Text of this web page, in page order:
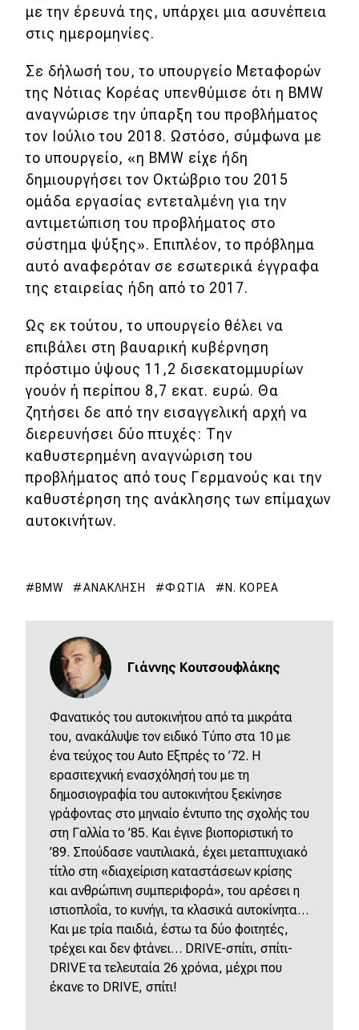
Test Drive
Δοκιμή
Αποστολή
Συγκρίνουμε
Αγώνες
Formula 1
WRC
Motorsport
Eco
Νέα
Τεχνολογία
Mobility
Σταθμοί φόρτισης
DRIVE Away
MOTO
Μεταχειρισμένο
Οδηγός αγοράς
Συμβουλές
Χρηστικά
Συμβουλές
ΚΤΕΟ
Οδική βοήθεια
με την έρευνά της, υπάρχει μια ασυνέπεια
στις ημερομηνίες.
Σε δήλωσή του, το υπουργείο Μεταφορών
της Νότιας Κορέας υπενθύμισε ότι η BMW
αναγνώρισε την ύπαρξη του προβλήματος
τον Ιούλιο του 2018. Ωστόσο, σύμφωνα με
το υπουργείο, «η BMW είχε ήδη
δημιουργήσει τον Οκτώβριο του 2015
ομάδα εργασίας εντεταλμένη για την
αντιμετώπιση του προβλήματος στο
σύστημα ψύξης». Επιπλέον, το πρόβλημα
αυτό αναφερόταν σε εσωτερικά έγγραφα
της εταιρείας ήδη από το 2017.
Ως εκ τούτου, το υπουργείο θέλει να
επιβάλει στη βαυαρική κυβέρνηση
πρόστιμο ύψους 11,2 δισεκατομμυρίων
γουόν ή περίπου 8,7 εκατ. ευρώ. Θα
ζητήσει δε από την εισαγγελική αρχή να
διερευνήσει δύο πτυχές: Την
καθυστερημένη αναγνώριση του
προβλήματος από τους Γερμανούς και την
καθυστέρηση της ανάκλησης των επίμαχων
αυτοκινήτων.
BMW ΑΝΆΚΛΗΣΗ ΦΩΤΙΆ Ν. ΚΟΡΈΑ
Γιάννης Κουτσουφλάκης
Φανατικός του αυτοκινήτου από τα μικράτα
του, ανακάλυψε τον ειδικό Τύπο στα 10 με
ένα τεύχος του Αuto Εξπρές το ’72. Η
ερασιτεχνική ενασχόλησή του με τη
δημοσιογραφία του αυτοκινήτου ξεκίνησε
γράφοντας στο μηνιαίο έντυπο της σχολής του
στη Γαλλία το ’85. Και έγινε βιοποριστική το
’89. Σπούδασε ναυτιλιακά, έχει μεταπτυχιακό
τίτλο στη «διαχείριση καταστάσεων κρίσης
και ανθρώπινη συμπεριφορά», του αρέσει η
ιστιοπλοΐα, το κυνήγι, τα κλασικά αυτοκίνητα…
Kαι με τρία παιδιά, έστω τα δύο φοιτητές,
τρέχει και δεν φτάνει… DRIVE-σπίτι, σπίτι-
DRIVE τα τελευταία 26 χρόνια, μέχρι που
έκανε το DRIVE, σπίτι!